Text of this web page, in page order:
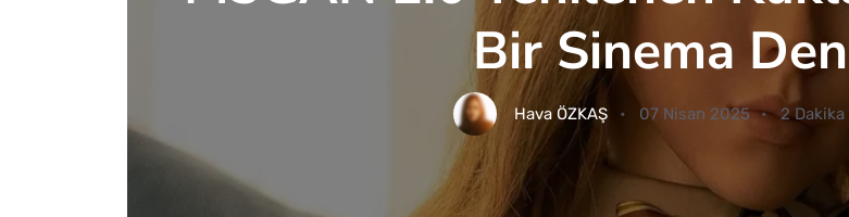
Bir Sinema
Hava ÖZKAŞ 07 Nisan 2025 2